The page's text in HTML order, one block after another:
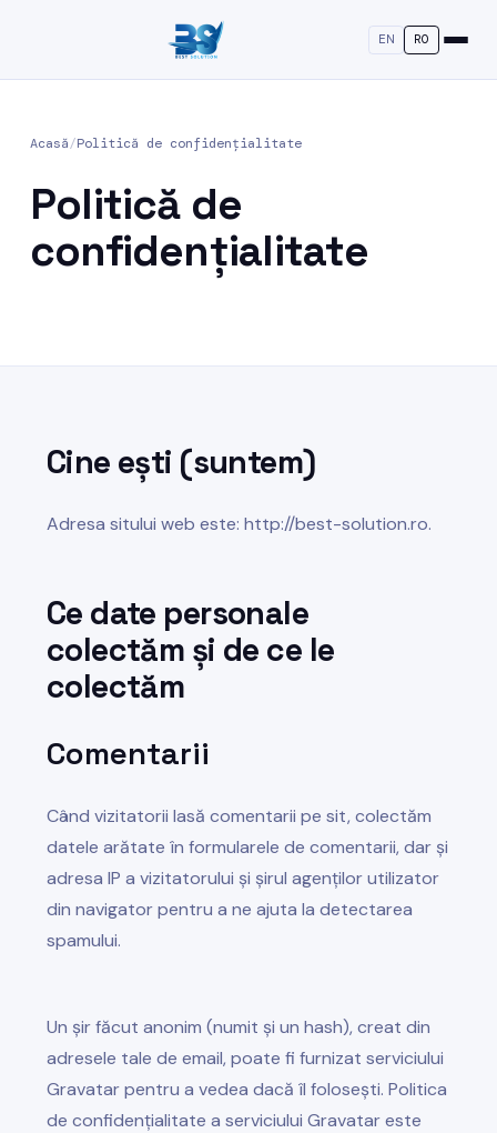
EN RO
Acasă/Politică de confidențialitate
Politică de
confidențialitate
Cine ești (suntem)
Adresa sitului web este: http://best-solution.ro.
Ce date personale
colectăm și de ce le
colectăm
Comentarii
Când vizitatorii lasă comentarii pe sit, colectăm
datele arătate în formularele de comentarii, dar și
adresa IP a vizitatorului și șirul agenților utilizator
din navigator pentru a ne ajuta la detectarea
spamului.
Un șir făcut anonim (numit și un hash), creat din
adresele tale de email, poate fi furnizat serviciului
Gravatar pentru a vedea dacă îl folosești. Politica
de confidențialitate a serviciului Gravatar este